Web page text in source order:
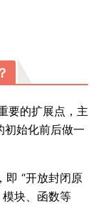
要的扩展点，主
初始化前后做一
即 “开放封闭原
块、函数等